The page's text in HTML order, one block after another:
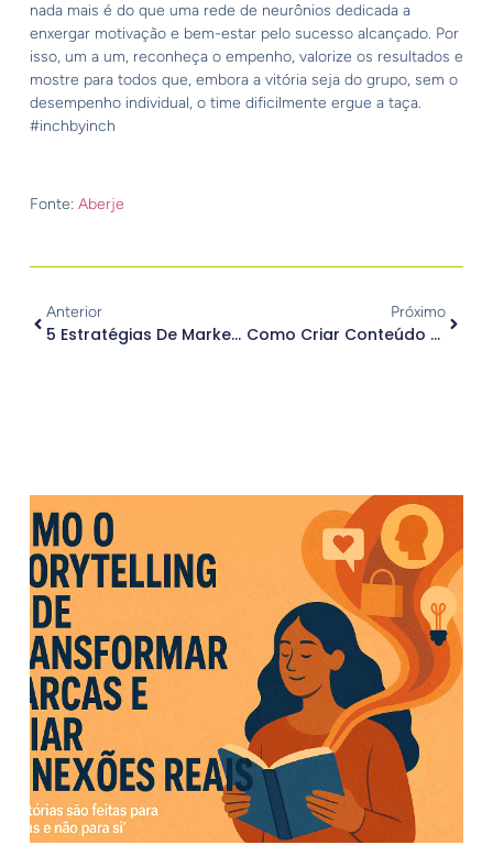
nada mais é do que uma rede de neurônios dedicada a
enxergar motivação e bem-estar pelo sucesso alcançado. Por
isso, um a um, reconheça o empenho, valorize os resultados e
mostre para todos que, embora a vitória seja do grupo, sem o
desempenho individual, o time dificilmente ergue a taça.
#inchbyinch
Fonte: Aberje
Anterior
5 Estratégias De Marketing Digital Em Que Sua Empresa Deve Investir
Próximo
Como Criar Conteúdo Para O Fundo Do Funil De Vendas?
Outros Posts.